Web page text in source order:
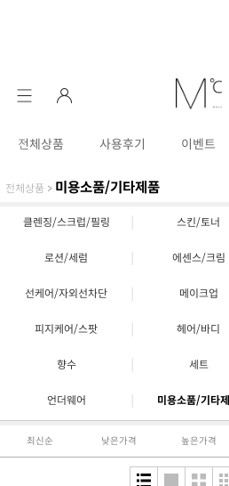
전체상품 사용후기 이벤트
전체상품 > 미용소품/기타제품
클렌징/스크럽/필링 스킨/토너
로션/세럼 에센스/크림
선케어/자외선차단 메이크업
피지케어/스팟 헤어/바디
향수 세트
언더웨어 미용소품/기타
최신순 낮은가격 높은가격